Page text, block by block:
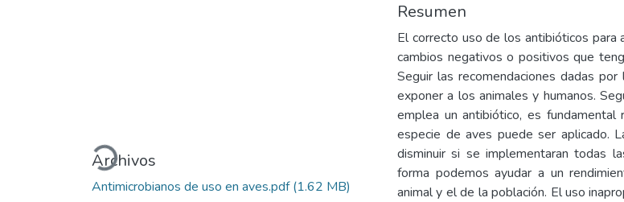
Cargando...
Archivos
Antimicrobianos de uso en aves.pdf(1.62 MB)
Resumen
El correcto uso de los antibióticos para
cambios negativos o positivos que
Seguir las recomendaciones dadas
exponer a los animales y humanos.
emplea un antibiótico, es
especie de aves puede ser aplicado.
disminuir si se implementaran todas
forma podemos ayudar a un
animal y el de la población. El uso